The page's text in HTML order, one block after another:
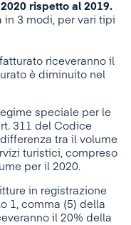
rispetto al 2019.
in 3 modi, per vari tipi
riceveranno il
è diminuito nel
speciale per le
311 del Codice
tra il volume
turistici, compreso
per il 2020.
in registrazione
1, comma (5) della
il 20% della